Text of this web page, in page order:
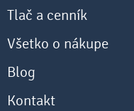
Tlač a cenník
Všetko o nákupe
Blog
Kontakt